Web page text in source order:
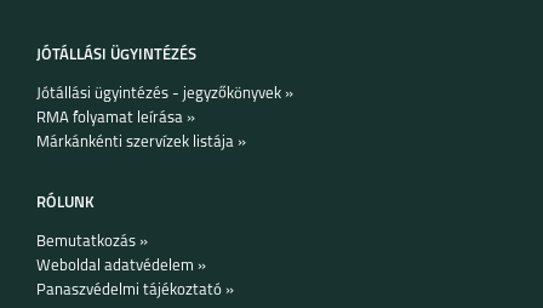
IPHONE 15 PRO MAX
JÓTÁLLÁSI ÜGYINTÉZÉS
Jótállási ügyintézés - jegyzőkönyvek »
RMA folyamat leírása »
Márkánkénti szervízek listája »
RÓLUNK
Bemutatkozás »
Weboldal adatvédelem »
Panaszvédelmi tájékoztató »